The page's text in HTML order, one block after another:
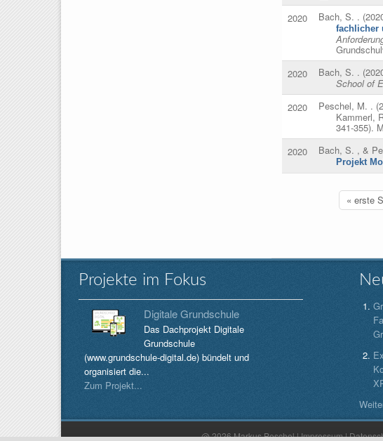
2020
Bach, S. .
fachlicher
2020
Bach, S. .
School of
2020
Peschel, M. .
Kammerl,
341-355).
2020
Bach, S. , &
Projekt
Seiten « erste
Projekte im Fokus
Digitale Grundschule
Das Dachprojekt Digitale
Grundschule
(www.grundschule-digital.de) bündelt und
organisiert die...
Zum Projekt...
@ 2026 Markus Peschel |Impressum|